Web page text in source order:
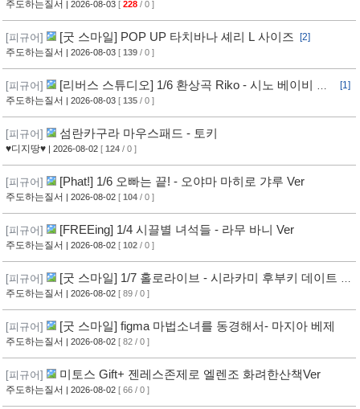
주도하는질서 | 2026-08-03 [ 228 / 0 ]
[피규어] [굿 스마일] POP UP 타치바나 셰리 L 사이즈
[2]
주도하는질서
| 2026-08-03 [ 139 / 0 ]
[피규어]
[리버스 스튜디오] 1/6 환상곡 Riko - 시노 베이비 보
틀 Ver
[1]
주도하는질서
| 2026-08-03 [ 135 / 0 ]
[피규어] 섬란카구라 마우스패드 - 토키
♥디지땅♥ | 2026-08-02 [ 124 / 0 ]
[피규어] [Phat!] 1/6 오빠는 끝! - 오야마 마히로 갸루 Ver
주도하는질서 | 2026-08-02 [ 104 / 0 ]
[피규어] [FREEing] 1/4 시끌별 녀석들 - 라무 바니 Ver
주도하는질서 | 2026-08-02 [ 102 / 0 ]
[피규어]
[굿 스마일] 1/7 홀로라이브 - 시라카미 후부키 데이트 스
타일 사복 의상
주도하는질서 | 2026-08-02 [ 89 / 0 ]
[피규어] [굿 스마일] figma 마법소녀를 동경해서- 마지아 베제
주도하는질서 | 2026-08-02 [ 82 / 0 ]
[피규어] 미토스 Gift+ 젠레스존제로 엘렌조 화려한산책Ver
주도하는질서 | 2026-08-02 [ 66 / 0 ]